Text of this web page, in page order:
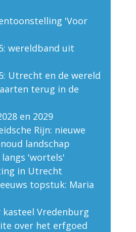
'Voor
wereldband uit
Utrecht en de wereld
terug in de
en 2029
Rijn: nieuwe
landschap
langs 'wortels'
in Utrecht
topstuk: Maria
kasteel Vredenburg
over het erfgoed